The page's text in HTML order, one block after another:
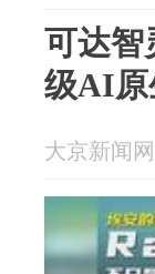
可达智
级AI原
大京新闻